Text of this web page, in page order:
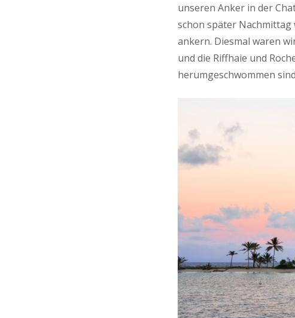
unseren Anker in der
schon später Nachmittag
ankern. Diesmal waren
und die Riffhaie und
herumgeschwommen